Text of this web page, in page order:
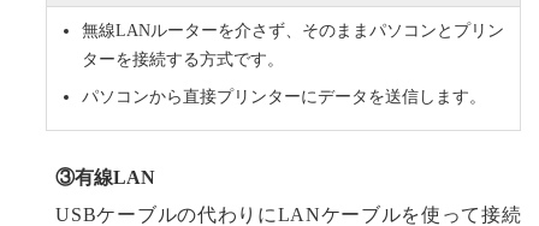
無線LANルーターを介さず、そのままパソコンとプリン
ターを接続する方式です。
パソコンから直接プリンターにデータを送信します。
③有線LAN
USBケーブルの代わりにLANケーブルを使って接続